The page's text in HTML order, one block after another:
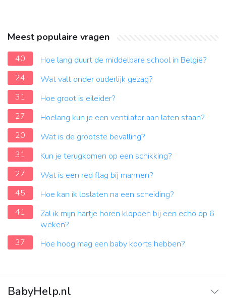
Meest populaire vragen
40
Hoe lang duurt de middelbare school in België?
24
Wat valt onder ouderlijk gezag?
31
Hoe groot is eileider?
27
Hoelang kun je een ventilator aan laten staan?
20
Wat is de grootste bevalling?
31
Kun je terugkomen op een schikking?
27
Wat is een red flag bij mannen?
45
Hoe kan ik loslaten na een scheiding?
41
Zal ik mijn hartje horen kloppen bij een echo op 6
weken?
37
Hoe hoog mag een baby koorts hebben?
BabyHelp.nl